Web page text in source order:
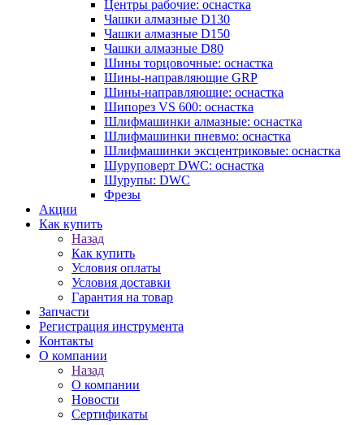
Центры рабочие: оснастка
Чашки алмазные D130
Чашки алмазные D150
Чашки алмазные D80
Шины торцовочные: оснастка
Шины-направляющие GRP
Шины-направляющие: оснастка
Шипорез VS 600: оснастка
Шлифмашинки алмазные: оснастка
Шлифмашинки пневмо: оснастка
Шлифмашинки эксцентриковые: оснастка
Шуруповерт DWC: оснастка
Шурупы: DWC
Фрезы
Акции
Как купить
Назад
Как купить
Условия оплаты
Условия доставки
Гарантия на товар
Запчасти
Регистрация инструмента
Контакты
О компании
Назад
О компании
Новости
Сертификаты